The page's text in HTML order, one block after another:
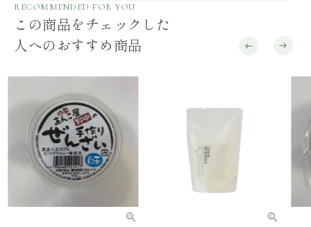
RECOMMENDED FOR YOU
この商品をチェックした
人へのおすすめ商品